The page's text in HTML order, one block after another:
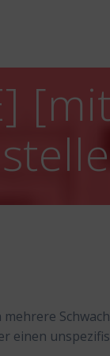
einen